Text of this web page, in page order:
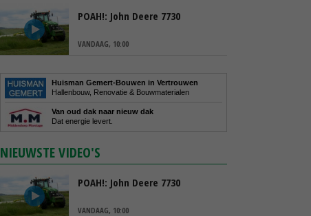
POAH!: John Deere 7730
VANDAAG, 10:00
Huisman Gemert-Bouwen in Vertrouwen
Hallenbouw, Renovatie & Bouwmaterialen
Van oud dak naar nieuw dak
Dat energie levert.
NIEUWSTE VIDEO'S
POAH!: John Deere 7730
VANDAAG, 10:00